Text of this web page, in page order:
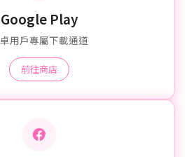
Google Play
用戶專屬下載通道
前往商店